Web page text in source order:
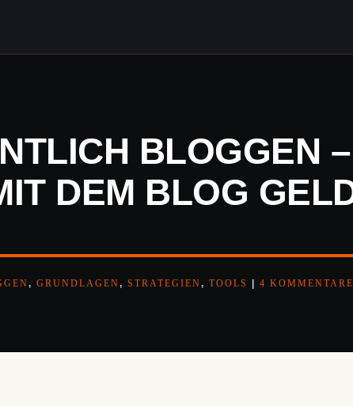
BLOGGEN
DEM BLOG
, GRUNDLAGEN, STRATEGIEN, TOOLS 4 KOMMENTARE